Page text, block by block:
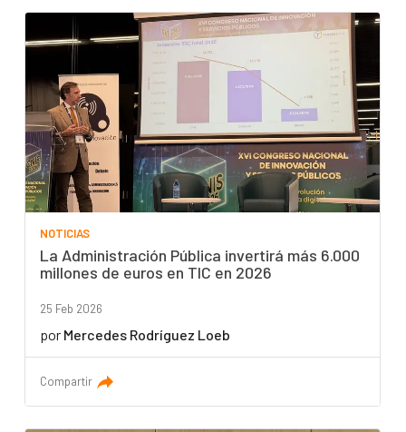
NOTICIAS
La Administración Pública invertirá más 6.000
millones de euros en TIC en 2026
25 Feb 2026
por Mercedes Rodríguez Loeb
Compartir